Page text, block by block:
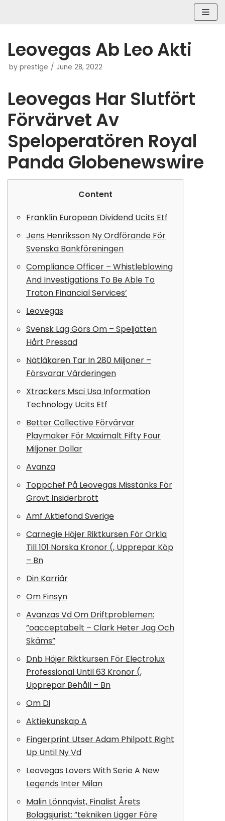
Leovegas Ab Leo Akti
by prestige June 28, 2022
Leovegas Har Slutfört
Förvärvet Av
Speloperatören Royal
Panda Globenewswire
Content
Franklin European Dividend Ucits Etf
Jens Henriksson Ny Ordförande För
Svenska Bankföreningen
Compliance Officer – Whistleblowing
And Investigations To Be Able To
Traton Financial Services’
Leovegas
Svensk Lag Görs Om – Speljätten
Hårt Pressad
Nätläkaren Tar In 280 Miljoner –
Försvarar Värderingen
Xtrackers Msci Usa Information
Technology Ucits Etf
Better Collective Förvärvar
Playmaker För Maximalt Fifty Four
Miljoner Dollar
Avanza
Toppchef På Leovegas Misstänks För
Grovt Insiderbrott
Amf Aktiefond Sverige
Carnegie Höjer Riktkursen För Orkla
Till 101 Norska Kronor (, Upprepar Köp
– Bn
Din Karriär
Om Finsyn
Avanzas Vd Om Driftproblemen:
”oacceptabelt – Clark Heter Jag Och
Skäms”
Dnb Höjer Riktkursen För Electrolux
Professional Until 63 Kronor (,
Upprepar Behåll – Bn
Om Di
Aktiekunskap A
Fingerprint Utser Adam Philpott Right
Up Until Ny Vd
Leovegas Lovers With Serie A New
Legends Inter Milan
Malin Lönnqvist, Finalist Årets
Bolagsjurist: ”tekniken Ligger Före